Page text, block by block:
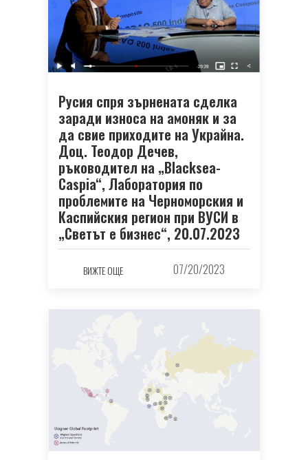
Русия спря зърнената сделка
заради износа на амоняк и за
да свие приходите на Украйна.
Доц. Теодор Дечев,
ръководител на „Blacksea-
Caspia“, Лаборатория по
проблемите на Черноморския и
Каспийския регион при ВУСИ в
„Светът е бизнес“, 20.07.2023
ВИЖТЕ ОЩЕ 07/20/2023